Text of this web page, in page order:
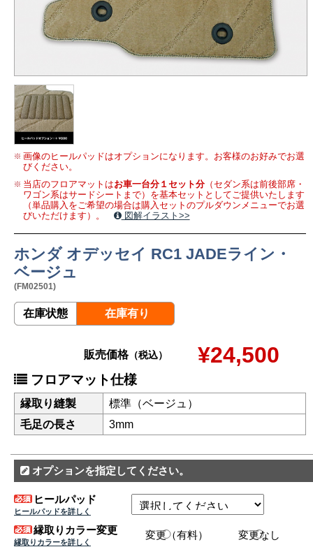
画像のヒールパッドはオプションになります。お客様のお好みでお選
びください。
当店のフロアマットはお車一台分１セット分（セダン系は前後部席・
ワゴン系はサードシートまで）を基本セットとしてご提供いたします
（単品購入をご希望の場合は購入セットのプルダウンメニューでお選
びいただけます）。
図解イラスト>>
ホンダ オデッセイ RC1 JADEライン・
ベージュ
(FM02501)
在庫状態 在庫有り
販売価格（税込） ¥24,500
フロアマット仕様
縁取り縫製
標準（ベージュ）
毛足の長さ
3mm
オプションを指定してください。
ヒールパッド
ヒールパッドを詳しく
縁取りカラー変更
縁取りカラーを詳しく
変更（有料） 変更なし